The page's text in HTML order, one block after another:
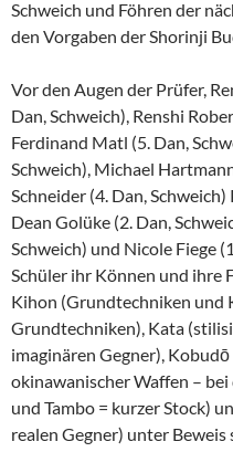
Schweich und Föhren der
den Vorgaben der Shorinji
Vor den Augen der Prüfer,
Dan, Schweich), Renshi
Ferdinand Matl (5. Dan,
Schweich), Michael
Schneider (4. Dan,
Dean Golüke (2. Dan,
Schweich) und Nicole Fiege
Schüler ihr Können und ihre
Kihon (Grundtechniken und
Grundtechniken), Kata
imaginären Gegner),
okinawanischer Waffen –
und Tambo = kurzer Stock)
realen Gegner) unter Beweis